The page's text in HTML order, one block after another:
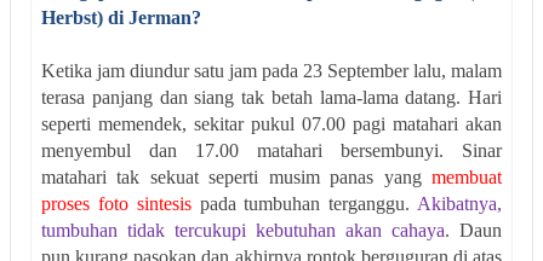
Herbst) di Jerman?
Ketika jam diundur satu jam pada 23 September lalu, malam
terasa panjang dan siang tak betah lama-lama datang. Hari
seperti memendek, sekitar pukul 07.00 pagi matahari akan
menyembul dan 17.00 matahari bersembunyi. Sinar
matahari tak sekuat seperti musim panas yang membuat
proses foto sintesis pada tumbuhan terganggu. Akibatnya,
tumbuhan tidak tercukupi kebutuhan akan cahaya. Daun